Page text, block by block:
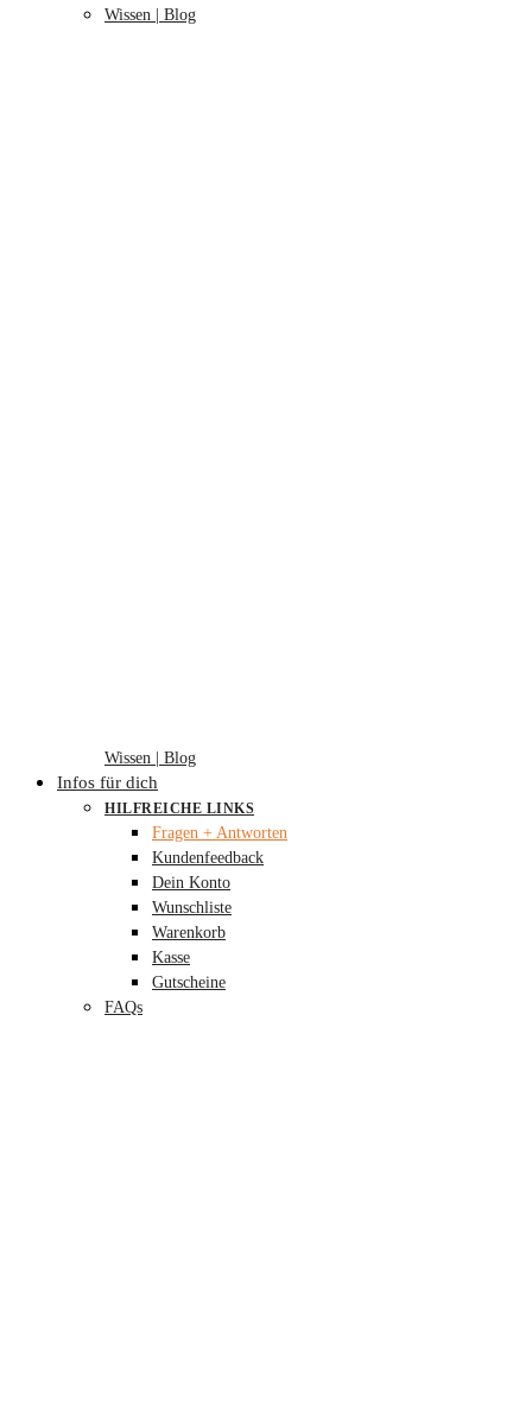
Wissen | Blog
Wissen | Blog
Infos für dich
HILFREICHE LINKS
Fragen + Antworten
Kundenfeedback
Dein Konto
Wunschliste
Warenkorb
Kasse
Gutscheine
FAQs